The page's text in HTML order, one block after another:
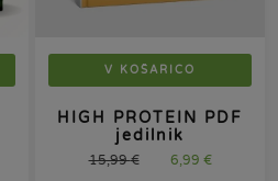
V KOŠARICO
HIGH PROTEIN PDF
jedilnik
15,99€ 6,99 €